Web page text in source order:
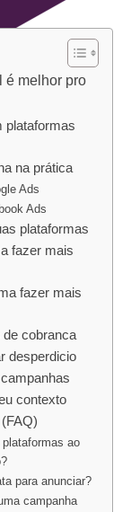
é melhor pro
plataformas
na prática
Ads
Ads
plataformas
fazer mais
fazer mais
cobranca
desperdicio
contexto
ao
para anunciar?
campanha